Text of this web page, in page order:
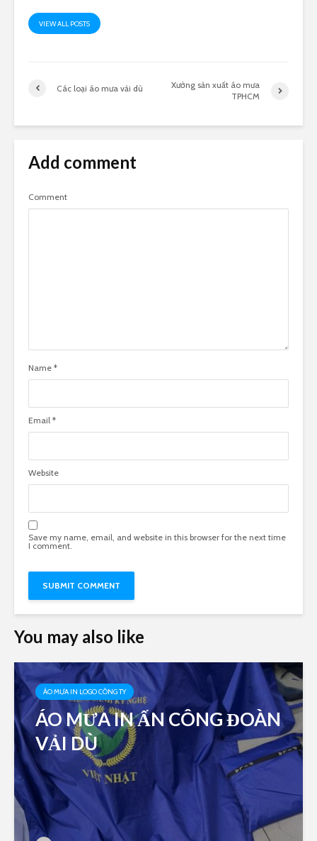
VIEW ALL POSTS
Các loại áo mưa vải dù
Xưởng sản xuất áo mưa
TPHCM
Add comment
Comment
Name *
Email *
Website
Save my name, email, and website in this browser for the next time
I comment.
You may also like
ÁO MƯA IN LOGO CÔNG TY
ÁO MƯA IN ẤN CÔNG ĐOÀN
VẢI DÙ